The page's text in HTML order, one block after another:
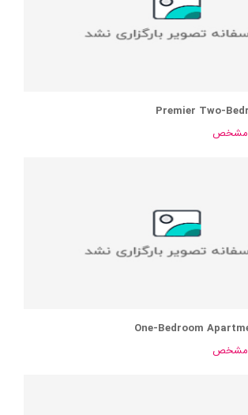
Premier Two-
One-Bedroom